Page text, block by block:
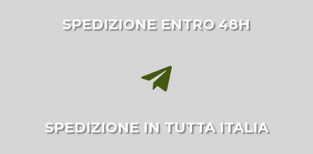
SPEDIZIONE ENTRO 48H

SPEDIZIONE IN TUTTA ITALIA